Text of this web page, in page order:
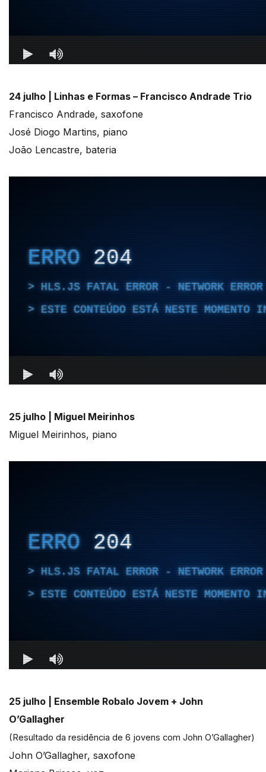
24 julho | Linhas e Formas – Francisco Andrade Trio
Francisco Andrade, saxofone
José Diogo Martins, piano
João Lencastre, bateria
25 julho | Miguel Meirinhos
Miguel Meirinhos, piano
25 julho | Ensemble Robalo Jovem + John
O’Gallagher
(Resultado da residência de 6 jovens com John O’Gallagher)
John O’Gallagher, saxofone